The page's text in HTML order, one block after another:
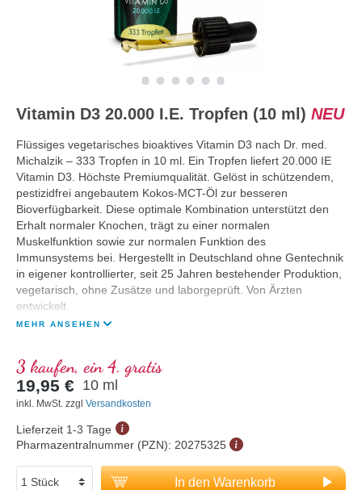
Vitamin D3 20.000 I.E. Tropfen (10 ml) NEU
Flüssiges vegetarisches bioaktives Vitamin D3 nach Dr. med.
Michalzik – 333 Tropfen in 10 ml. Ein Tropfen liefert 20.000 IE
Vitamin D3. Höchste Premiumqualität. Gelöst in schützendem,
pestizidfrei angebautem Kokos-MCT-Öl zur besseren
Bioverfügbarkeit. Diese optimale Kombination unterstützt den
Erhalt normaler Knochen, trägt zu einer normalen
Muskelfunktion sowie zur normalen Funktion des
Immunsystems bei. Hergestellt in Deutschland ohne Gentechnik
in eigener kontrollierter, seit 25 Jahren bestehender Produktion,
vegetarisch, ohne Zusätze und laborgeprüft. Von Ärzten
entwickelt.
MEHR ANSEHEN
3 kaufen, ein 4. gratis
19,95 € 10 ml
inkl. MwSt. zzgl Versandkosten
Lieferzeit 1-3 Tage
Pharmazentralnummer (PZN): 20275325
In den Warenkorb